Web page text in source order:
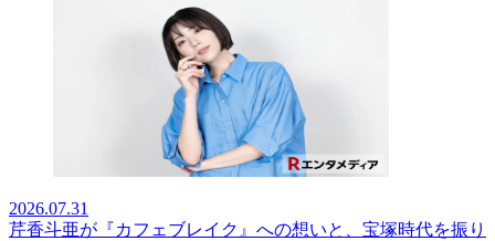
2026.07.31
芹香斗亜が『カフェブレイク』への想いと、宝塚時代を振り